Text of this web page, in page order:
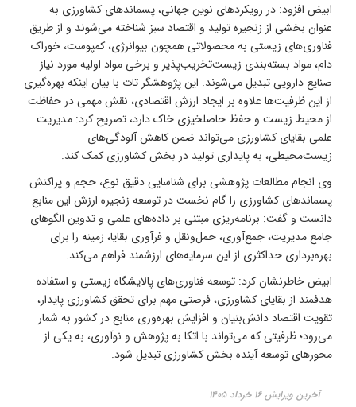
ابیض افزود: در رویکردهای نوین جهانی، پسماندهای کشاورزی به
عنوان بخشی از زنجیره تولید و اقتصاد سبز شناخته می‌شوند و از طریق
فناوری‌های زیستی به محصولاتی همچون بیوانرژی، کمپوست، خوراک
دام، مواد بسته‌بندی زیست‌تخریب‌پذیر و برخی مواد اولیه مورد نیاز
صنایع دارویی تبدیل می‌شوند. این پژوهشگر تات با بیان اینکه بهره‌گیری
از این ظرفیت‌ها علاوه بر ایجاد ارزش اقتصادی، نقش مهمی در حفاظت
از محیط زیست و حفظ حاصلخیزی خاک دارد، تصریح کرد: مدیریت
علمی بقایای کشاورزی می‌تواند ضمن کاهش آلودگی‌های
زیست‌محیطی، به پایداری تولید در بخش کشاورزی کمک کند.
وی انجام مطالعات پژوهشی برای شناسایی دقیق نوع، حجم و پراکنش
پسماندهای کشاورزی را گام نخست در توسعه زنجیره ارزش این منابع
دانست و گفت: برنامه‌ریزی مبتنی بر داده‌های علمی و تدوین الگوهای
جامع مدیریت، جمع‌آوری، حمل‌ونقل و فرآوری بقایا، زمینه را برای
بهره‌برداری حداکثری از این سرمایه‌های ارزشمند فراهم می‌کند.
ابیض خاطرنشان کرد: توسعه فناوری‌های پالایشگاه زیستی و استفاده
هدفمند از بقایای کشاورزی، فرصتی مهم برای تحقق کشاورزی پایدار،
تقویت اقتصاد دانش‌بنیان و افزایش بهره‌وری منابع در کشور به شمار
می‌رود؛ ظرفیتی که می‌تواند با اتکا به پژوهش و نوآوری، به یکی از
محورهای توسعه آینده بخش کشاورزی تبدیل شود.
آخرین ویرایش ۱۶ خرداد ۱۴۰۵